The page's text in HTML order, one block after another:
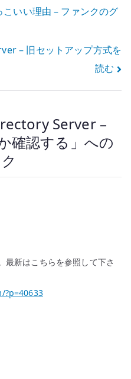
いい理由 – ファンクのグ
– 旧セットアップ方式を
読む
Server –
確認する 」への
最新はこちらを参照して下さ
?p=40633